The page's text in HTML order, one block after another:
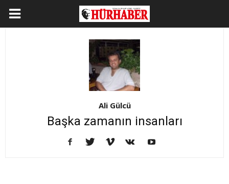
Ali Gülcü
Başka zamanın insanları